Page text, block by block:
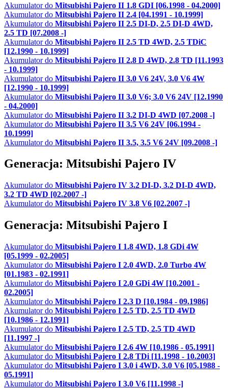
Akumulator do Mitsubishi Pajero II 1.8 GDI [06.1998 - 04.2000]
Akumulator do Mitsubishi Pajero II 2.4 [04.1991 - 10.1999]
Akumulator do Mitsubishi Pajero II 2.5 DI-D, 2.5 DI-D 4WD,
2.5 TD [07.2008 -]
Akumulator do Mitsubishi Pajero II 2.5 TD 4WD, 2.5 TDiC
[12.1990 - 10.1999]
Akumulator do Mitsubishi Pajero II 2.8 D 4WD, 2.8 TD [11.1993
- 10.1999]
Akumulator do Mitsubishi Pajero II 3.0 V6 24V, 3.0 V6 4W
[12.1990 - 10.1999]
Akumulator do Mitsubishi Pajero II 3.0 V6; 3.0 V6 24V [12.1990
- 04.2000]
Akumulator do Mitsubishi Pajero II 3.2 DI-D 4WD [07.2008 -]
Akumulator do Mitsubishi Pajero II 3.5 V6 24V [06.1994 -
10.1999]
Akumulator do Mitsubishi Pajero II 3.5, 3.5 V6 24V [09.2008 -]
Generacja: Mitsubishi Pajero IV
Akumulator do Mitsubishi Pajero IV 3.2 DI-D, 3.2 DI-D 4WD,
3.2 TD 4WD [02.2007 -]
Akumulator do Mitsubishi Pajero IV 3.8 V6 [02.2007 -]
Generacja: Mitsubishi Pajero I
Akumulator do Mitsubishi Pajero I 1.8 4WD, 1.8 GDi 4W
[05.1999 - 02.2005]
Akumulator do Mitsubishi Pajero I 2.0 4WD, 2.0 Turbo 4W
[01.1983 - 02.1991]
Akumulator do Mitsubishi Pajero I 2.0 GDi 4W [10.2001 -
02.2005]
Akumulator do Mitsubishi Pajero I 2.3 D [10.1984 - 09.1986]
Akumulator do Mitsubishi Pajero I 2.5 TD, 2.5 TD 4WD
[10.1986 - 12.1991]
Akumulator do Mitsubishi Pajero I 2.5 TD, 2.5 TD 4WD
[11.1997 -]
Akumulator do Mitsubishi Pajero I 2.6 4W [10.1986 - 05.1991]
Akumulator do Mitsubishi Pajero I 2.8 TDi [11.1998 - 10.2003]
Akumulator do Mitsubishi Pajero I 3.0 i 4WD, 3.0 V6 [05.1988 -
05.1991]
Akumulator do Mitsubishi Pajero I 3.0 V6 [11.1998 -]